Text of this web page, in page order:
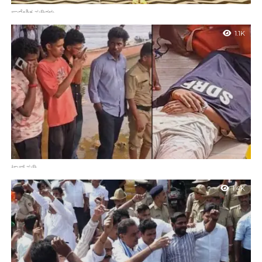
ಪ್ರಾದೇಶಿಕ ಸುದ್ದಿಗಳು
ಜೈ ತುಳು ಸಿನಿಮಾದ ಶತ ಸಂಭ್ರಮ “ಬ್ರೋ” ಹೊಸ ತುಳು ಸಿನಿಮಾದ ಘೋಷಣೆ
ಮಂಗಳೂರು: ತುಳು ನಮ್ಮ ಪ್ರಾದೇಶಿಕ ಭಾಷೆಯಾದರೂ ಅದರ ಅಭಿಮಾನದಿಂದ
ತುಳು ಸಿನಿಮಾಗಳನ್ನು ನಿರ್ಮಿಸುವ ನಿರ್ಮಾಪಕರು ಕಲಾವಿದರಿಗೆ ಆಸರೆಯಾಗಿದ್ದಾರೆ.
ಜೈ ತುಳು ಸಿನಿಮಾ ತುಳು ಚಿತ್ರರಂಗಕ್ಕೆ ಹೊಸ ಚೈತನ್ಯ ನೀಡಿದೆ. ವಿಶ್ವದ...
1.1K
ಟಾಪ್ ಸುದ್ದಿ
ಮೂಡುಬಿದಿರೆ: ಸ್ನೇಹಿತೆಯ ಕಣ್ಣೆದುರೇ ನದಿಗೆ ಹಾರಿ ಯುವತಿ ಆತ್ಮಹತ್ಯೆ
ಮಂಗಳೂರು : ಮೂಡುಬಿದಿರೆಯ ಖಾಸಗಿ ಸಂಸ್ಥೆಯೊಂದರಲ್ಲಿ ಉದ್ಯೋಗಿಯಾಗಿದ್ದ
ಯುವತಿಯೋರ್ವಳು ‘ಗುರುಪುರ ನದಿ’ ಗೆ ಹಾರಿ ಆತ್ಮಹತ್ಯೆ ಮಾಡಿಕೊಂಡಿರುವ
ಮನಕಲಕುವ ಘಟನೆ ಸೋಮವಾರ ನಡೆದಿದೆ. ಮೂಡುಬಿದಿರೆ ಗಾಂಧಿನಗರ
ಸಮೀಪದ ಕಡೆಪಲ್ಲ ನಿವಾಸಿ...
1.4K